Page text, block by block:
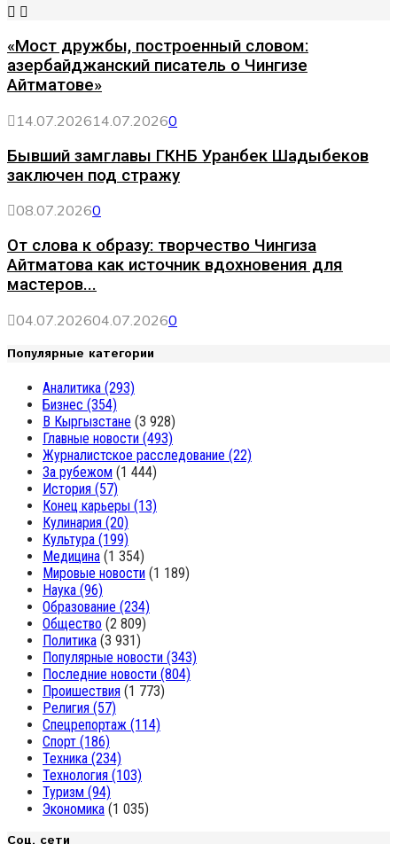
«Мост дружбы, построенный словом:
азербайджанский писатель о Чингизе
Айтматове»
14.07.202614.07.20260
Бывший замглавы ГКНБ Уранбек Шадыбеков
заключен под стражу
08.07.20260
От слова к образу: творчество Чингиза
Айтматова как источник вдохновения для
мастеров...
04.07.202604.07.20260
Популярные категории
Аналитика (293)
Бизнес (354)
В Кыргызстане (3 928)
Главные новости (493)
Журналистское расследование (22)
За рубежом (1 444)
История (57)
Конец карьеры (13)
Кулинария (20)
Культура (199)
Медицина (1 354)
Мировые новости (1 189)
Наука (96)
Образование (234)
Общество (2 809)
Политика (3 931)
Популярные новости (343)
Последние новости (804)
Проишествия (1 773)
Религия (57)
Спецрепортаж (114)
Спорт (186)
Техника (234)
Технология (103)
Туризм (94)
Экономика (1 035)